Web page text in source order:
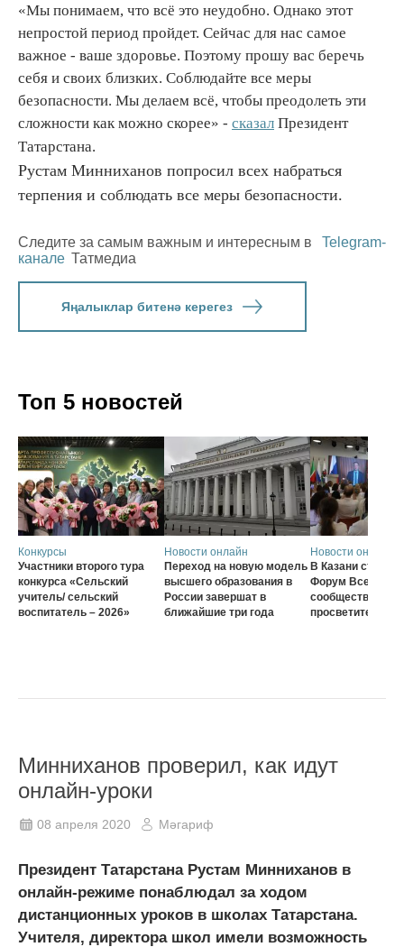
«Мы понимаем, что всё это неудобно. Однако этот
непростой период пройдет. Сейчас для нас самое
важное - ваше здоровье. Поэтому прошу вас беречь
себя и своих близких. Соблюдайте все меры
безопасности. Мы делаем всё, чтобы преодолеть эти
сложности как можно скорее» - сказал Президент
Татарстана.
Рустам Минниханов попросил всех набраться
терпения и соблюдать все меры безопасности.
Следите за самым важным и интересным в
Telegram-
канале Татмедиа
Яңалыклар битенә керегез
Топ 5 новостей
Конкурсы
Участники второго тура
конкурса «Сельский
учитель/ сельский
воспитатель – 2026»
Новости онлайн
Переход на новую модель
высшего образования в
России завершат в
ближайшие три года
Новости онлайн
В Казани
Форум
сообщества
просветителей
Минниханов проверил, как идут
онлайн-уроки
08 апреля 2020 Мәгариф
Президент Татарстана Рустам Минниханов в
онлайн-режиме понаблюдал за ходом
дистанционных уроков в школах Татарстана.
Учителя, директора школ имели возможность